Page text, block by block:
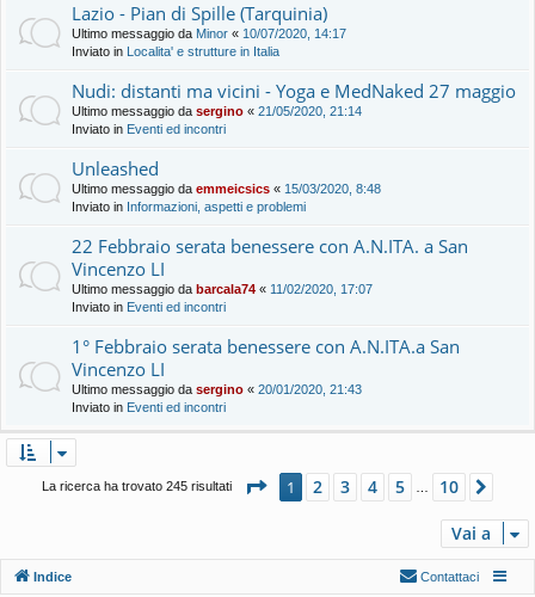
Lazio - Pian di Spille (Tarquinia)
Ultimo messaggio da Minor « 10/07/2020, 14:17
Inviato in Localita' e strutture in Italia
Nudi: distanti ma vicini - Yoga e MedNaked 27 maggio
Ultimo messaggio da sergino « 21/05/2020, 21:14
Inviato in Eventi ed incontri
Unleashed
Ultimo messaggio da emmeicsics « 15/03/2020, 8:48
Inviato in Informazioni, aspetti e problemi
22 Febbraio serata benessere con A.N.ITA. a San
Vincenzo LI
Ultimo messaggio da barcala74 « 11/02/2020, 17:07
Inviato in Eventi ed incontri
1° Febbraio serata benessere con A.N.ITA.a San
Vincenzo LI
Ultimo messaggio da sergino « 20/01/2020, 21:43
Inviato in Eventi ed incontri
La ricerca ha trovato 245 risultati Pagina di 10
1 2 3 4 5 10
Vai a
Indice Contattaci